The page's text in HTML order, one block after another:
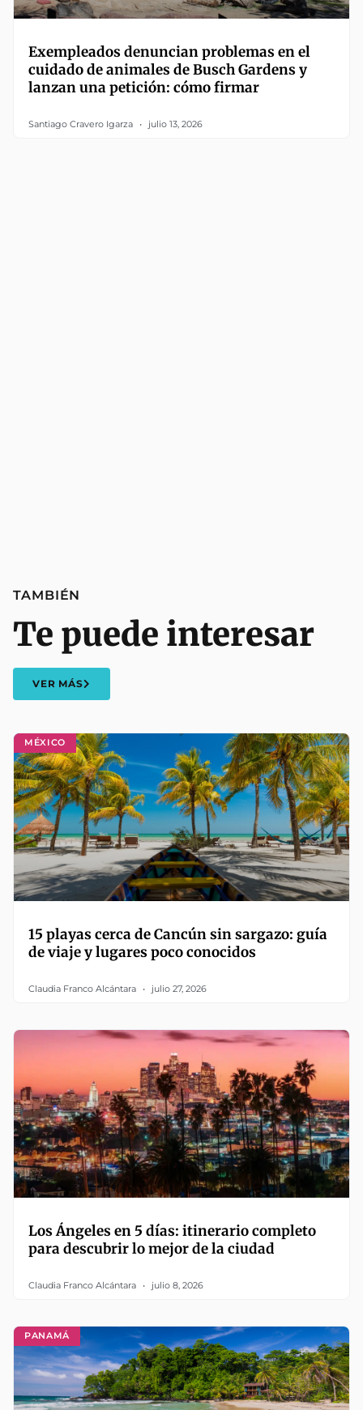
Exempleados denuncian problemas en el
cuidado de animales de Busch Gardens y
lanzan una petición: cómo firmar
Santiago Cravero Igarza julio 13, 2026
MÉXICO
15 playas cerca de Cancún sin sargazo: guía
de viaje y lugares poco conocidos
Claudia Franco Alcántara julio 27, 2026
Los Ángeles en 5 días: itinerario completo
para descubrir lo mejor de la ciudad
Claudia Franco Alcántara julio 8, 2026
PANAMÁ
TAMBIÉN
Te puede interesar
VER MÁS